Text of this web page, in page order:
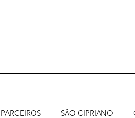
SÃO CIPRIANO